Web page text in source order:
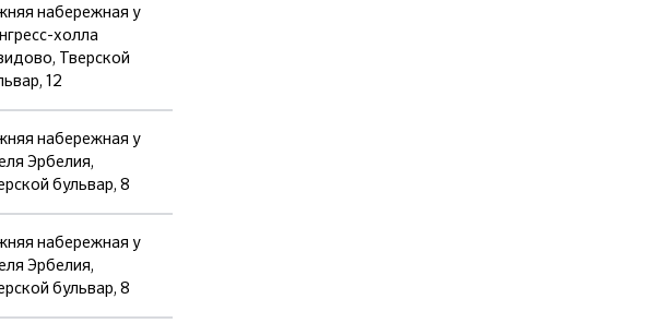
набережная у
холла
Тверской
12
набережная у
Эрбелия,
бульвар, 8
набережная у
Эрбелия,
бульвар, 8